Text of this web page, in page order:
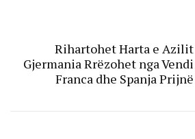
Rihartohet Harta e Azilit
Gjermania Rrëzohet nga
Franca dhe Spanja